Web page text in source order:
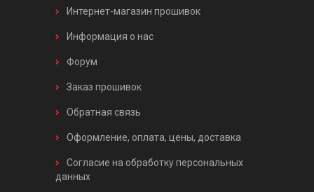
Интернет-магазин прошивок
Информация о нас
Форум
Заказ прошивок
Обратная связь
Оформление, оплата, цены, доставка
Согласие на обработку персональных
данных